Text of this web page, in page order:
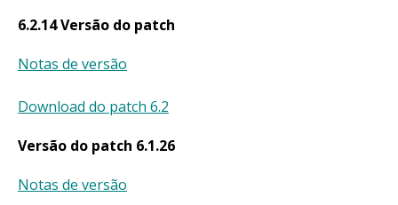
6.2.14 Versão do patch
Notas de versão
Download do patch 6.2
Versão do patch 6.1.26
Notas de versão